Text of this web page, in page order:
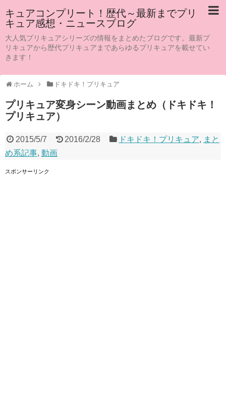
キュアコンプリート！歴代～最新までプリ
キュア感想・ニュースブログ
大人気プリキュアシリーズの情報をまとめたブログです。最新プ
リキュアから歴代プリキュアまであらゆるプリキュアを載せてい
きます！
ホーム ドキドキ！プリキュア
プリキュア変身シーン動画まとめ（ドキドキ！
プリキュア）
2015/5/7 2016/2/28 ドキドキ！プリキュア, まと
め系記事, 動画
スポンサーリンク